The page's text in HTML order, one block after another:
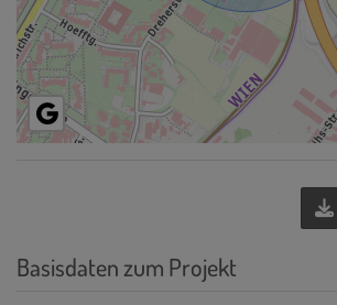
Basisdaten zum Projekt